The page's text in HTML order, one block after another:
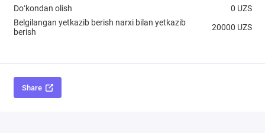
Doʻkondan olish
0 UZS
Belgilangan yetkazib berish narxi bilan yetkazib
berish
20000 UZS
Share